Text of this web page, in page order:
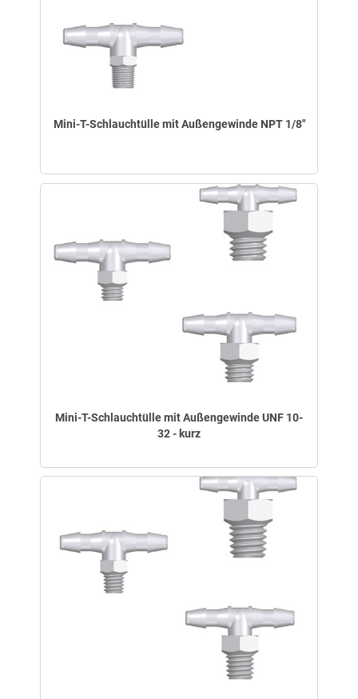
Mini-T-Schlauchtülle mit Außengewinde NPT 1/8"
Mini-T-Schlauchtülle mit Außengewinde UNF 10-
32 - kurz